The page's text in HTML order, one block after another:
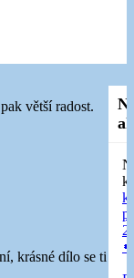
větší radost.
krásné dílo se ti